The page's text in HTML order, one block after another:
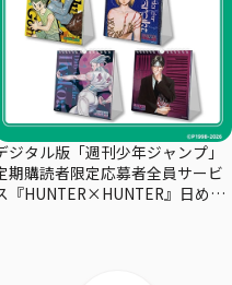
ジタル版「週刊少年ジャンプ」
期購読者限定応募者全員サービ
『HUNTER×HUNTER』日めく